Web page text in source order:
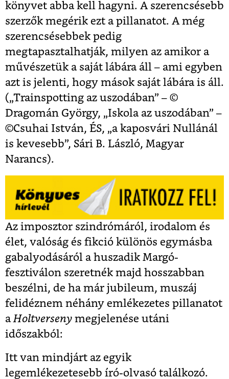
könyvet abba kell hagyni. A szerencsésebb
szerzők megérik ezt a pillanatot. A még
szerencsésebbek pedig
megtapasztalhatják, milyen az amikor a
művészetük a saját lábára áll – ami egyben
azt is jelenti, hogy mások saját lábára is áll.
(„Trainspotting az uszodában” – ©
Dragomán György, „Iskola az uszodában” –
©Csuhai István, ÉS, „a kaposvári Nullánál
is kevesebb”, Sári B. László, Magyar
Narancs).
Az imposztor szindrómáról, irodalom és
élet, valóság és fikció különös egymásba
gabalyodásáról a huszadik Margó-
fesztiválon szeretnék majd hosszabban
beszélni, de ha már jubileum, muszáj
felidéznem néhány emlékezetes pillanatot
aHoltverseny megjelenése utáni
időszakból:
Itt van mindjárt az egyik
legemlékezetesebb író-olvasó találkozó.